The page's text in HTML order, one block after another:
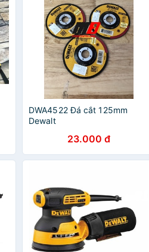
DWA4522 Đá cắt 125mm
Dewalt
23.000 đ